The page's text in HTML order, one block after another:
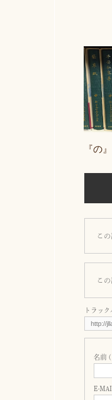
『の』
こ
こ
トラッ
名前
E-